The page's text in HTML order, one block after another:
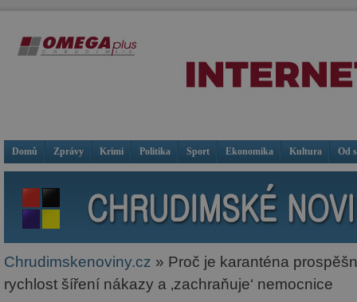
Domů Zprávy Krimi Politika Sport Ekonomika Kultura Od
Chrudimskenoviny.cz » Proč je karanténa
rychlost šíření nákazy a ‚zachraňuje‘ nemocnice